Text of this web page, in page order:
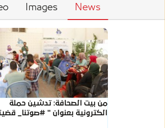
News
Images
من بيت الصحافة: تدشين حملة
الكترونية بعنوان " #صوتنا_